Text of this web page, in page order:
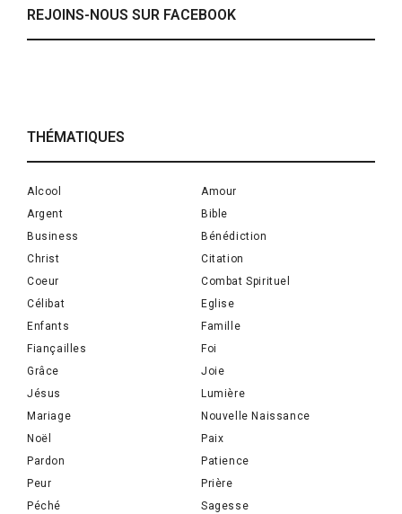
REJOINS-NOUS SUR FACEBOOK
THÉMATIQUES
Alcool
Amour
Argent
Bible
Business
Bénédiction
Christ
Citation
Coeur
Combat Spirituel
Célibat
Eglise
Enfants
Famille
Fiançailles
Foi
Grâce
Joie
Jésus
Lumière
Mariage
Nouvelle Naissance
Noël
Paix
Pardon
Patience
Peur
Prière
Péché
Sagesse